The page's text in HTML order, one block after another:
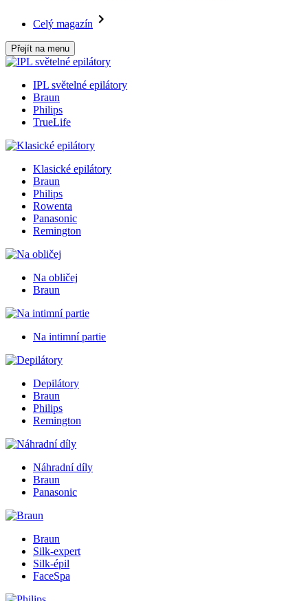
Celý magazín
Přejít na menu
IPL světelné epilátory
Braun
Philips
TrueLife
Klasické epilátory
Braun
Philips
Rowenta
Panasonic
Remington
Na obličej
Braun
Na intimní partie
Depilátory
Braun
Philips
Remington
Náhradní díly
Braun
Panasonic
Braun
Silk-expert
Silk-épil
FaceSpa